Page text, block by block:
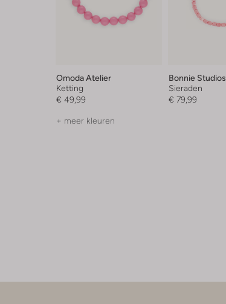
Omoda Atelier
Ketting
€ 49,99
+ meer kleuren
Bonnie Studios
Sieraden
€ 79,99